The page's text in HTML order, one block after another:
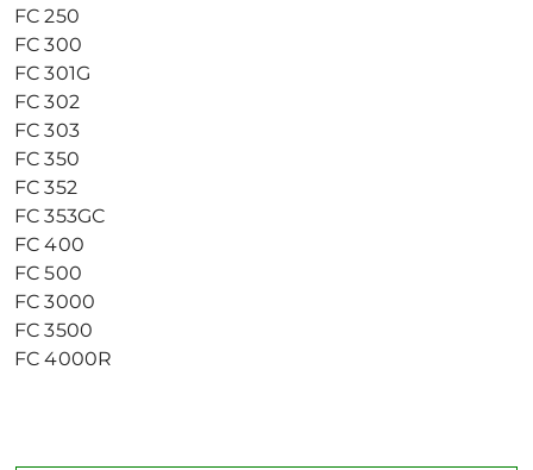
FC 250
FC 300
FC 301G
FC 302
FC 303
FC 350
FC 352
FC 353GC
FC 400
FC 500
FC 3000
FC 3500
FC 4000R